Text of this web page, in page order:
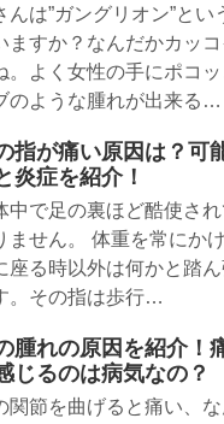
んは”ガングリオン”とい
ますか？なんだかカッ
。よく女性の手にポコ
のような腫れが出来る…
指が痛い原因は？可
炎症を紹介！
中で足の裏ほど酷使さ
ません。 体重を常にか
座る時以外は何かと踏
。その指は歩行…
腫れの原因を紹介！
じるのは病気なの？
関節を曲げると痛い、